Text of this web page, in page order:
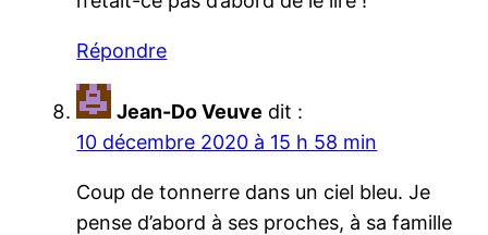
Répondre
Jean-Do Veuve dit :
10 décembre 2020 à 15 h 58 min
Coup de tonnerre dans un ciel bleu. Je
pense d’abord à ses proches, à sa famille